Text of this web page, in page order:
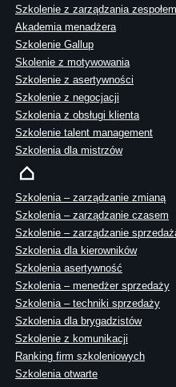
Szkolenie z zarządzania zespołem
Akademia menadżera
Szkolenie Gallup
Skolenie z motywowania
Szkolenie z asertywności
Szkolenie z negocjacji
Szkolenia z obsługi klienta
Szkolenie talent management
Szkolenia dla mistrzów
Szkolenia – zarządzanie zmianą
Szkolenia – zarządzanie czasem
Szkolenie – zarządzanie
Szkolenia dla kierowników
Szkolenia asertywność
Szkolenia – menedżer sprzedaży
Szkolenia – techniki sprzedaży
Szkolenia dla brygadzistów
Szkolenie z komunikacji
Ranking firm szkoleniowych
Szkolenia otwarte